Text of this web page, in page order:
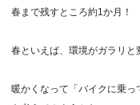
春まで残すところ約1か月！
春といえば、環境がガラリと
暖かくなって「バイクに乗